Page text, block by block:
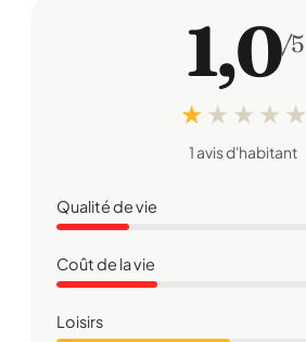
1,0/5
★ ★ ★ ★ ★
1 avis d'habitant
Qualité de vie
Coût de la vie
Loisirs